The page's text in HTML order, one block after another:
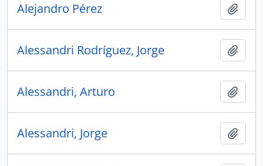
Alejandro Pérez
Alessandri Rodríguez, Jorge
Alessandri, Arturo
Alessandri, Jorge